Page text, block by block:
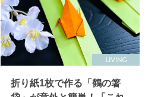
折り紙1枚で作る「鶴の箸